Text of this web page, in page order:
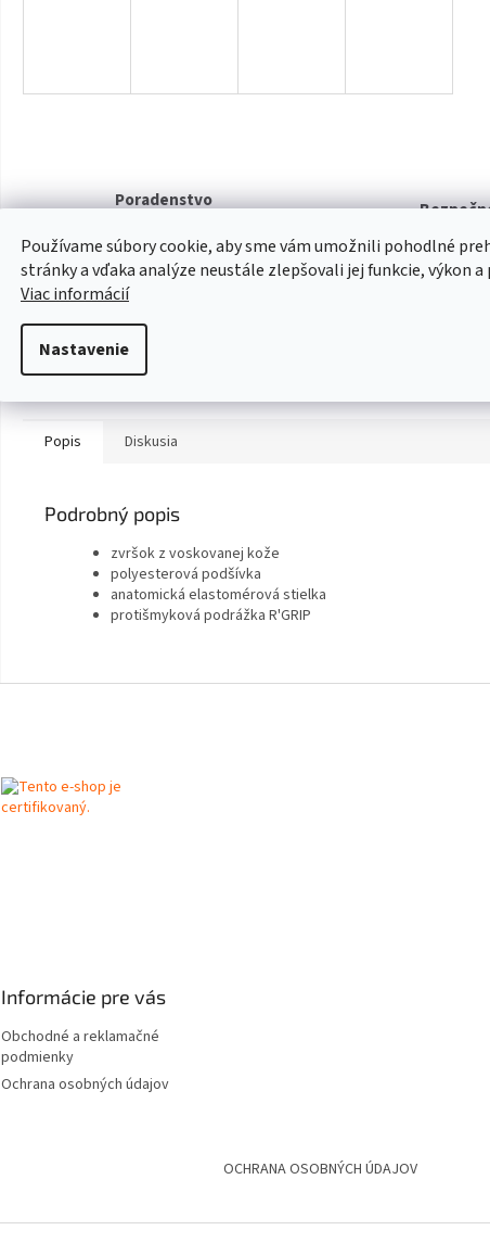
Používame súbory cookie, aby sme vám umožnili pohodlné
stránky a vďaka analýze neustále zlepšovali jej funkcie, výkon
Viac informácií
Nastavenie
Poradenstvo
Poradenstvo pri výbere
produktov
Platby
Servis
Kvalitný záručný aj pozáručný servis
Viac o našich servisných službách ....
Popis Diskusia
Podrobný popis
zvršok z voskovanej kože
polyesterová podšívka
anatomická elastomérová stielka
protišmyková podrážka R'GRIP
Informácie pre vás
Obchodné a reklamačné
podmienky
Ochrana osobných údajov
OCHRANA OSOBNÝCH ÚDAJOV